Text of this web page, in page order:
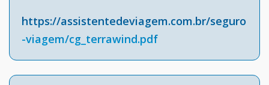
https://assistentedeviagem.com.br/seguro
-viagem/cg_terrawind.pdf